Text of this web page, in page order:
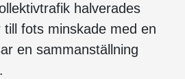
halverades
fots minskade med en
en sammanställning